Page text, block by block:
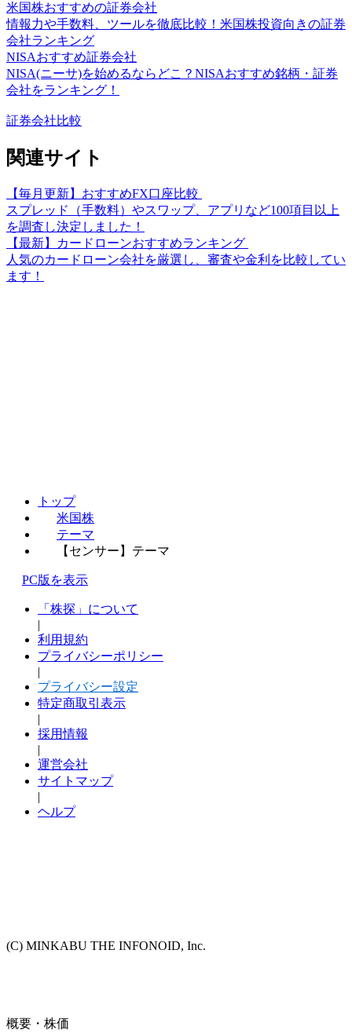
米国株おすすめの証券会社
情報力や手数料、ツールを徹底比較！米国株投資向きの証券
会社ランキング
NISAおすすめ証券会社
NISA(ニーサ)を始めるならどこ？NISAおすすめ銘柄・証券
会社をランキング！
証券会社比較
関連サイト
【毎月更新】おすすめFX口座比較
スプレッド（手数料）やスワップ、アプリなど100項目以上
を調査し決定しました！
【最新】カードローンおすすめランキング
人気のカードローン会社を厳選し、審査や金利を比較してい
ます！
トップ
米国株
テーマ
【センサー】テーマ
PC版を表示
「株探」について
|
利用規約
プライバシーポリシー
|
プライバシー設定
特定商取引表示
|
採用情報
|
運営会社
サイトマップ
|
ヘルプ
(C) MINKABU THE INFONOID, Inc.
概要・株価